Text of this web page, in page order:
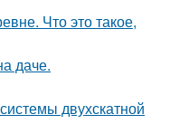
Что это такое,
даче.
двухскатной